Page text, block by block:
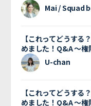
Mai / Squad
【これってどうする
めました！Q&A 〜
U-chan
【これってどうする
めました！Q&A 〜